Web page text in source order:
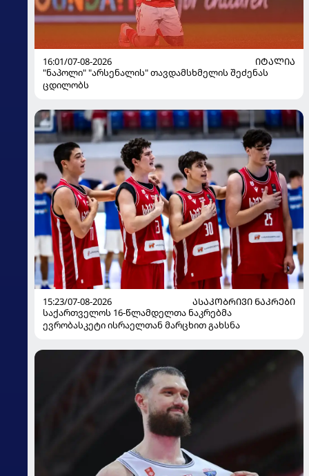
16:01/07-08-2026
ᲘᲢᲐᲚᲘᲐ
"ნაპოლი" "არსენალის" თავდამსხმელის შეძენას
ცდილობს
15:23/07-08-2026
ᲐᲡᲐᲙᲝᲑᲠᲘᲕᲘ ᲜᲐᲙᲠᲔᲑᲘ
საქართველოს 16-წლამდელთა ნაკრებმა
ევრობასკეტი ისრაელთან მარცხით გახსნა